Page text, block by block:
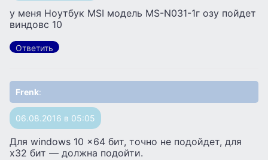
у меня Ноутбук MSI модель MS-N031-1г озу пойдет
виндовс 10
Ответить
Frenk:
06.08.2016 в 05:05
Для windows 10 x64 бит, точно не подойдет, для
x32 бит — должна подойти.